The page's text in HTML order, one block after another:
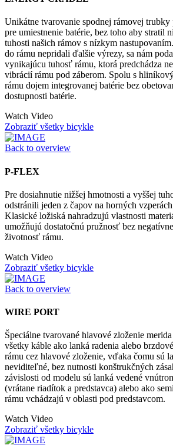
Unikátne tvarovanie spodnej rámovej
pre umiestnenie batérie, bez toho aby stratil
tuhosti našich rámov s nízkym
do rámu nepridali ďalšie výrezy, sa nám
vynikajúcu tuhosť rámu, ktorá predchádza
vibrácií rámu pod záberom. Spolu s
rámu dojem integrovanej batérie bez
dostupnosti batérie.
Watch Video
Zobraziť všetky bicykle
Back to overview
P-FLEX
Pre dosiahnutie nižšej hmotnosti a vyššej
odstránili jeden z čapov na horných
Klasické ložiská nahradzujú vlastnosti
umožňujú dostatočnú pružnosť bez
životnosť rámu.
Watch Video
Zobraziť všetky bicykle
Back to overview
WIRE PORT
Špeciálne tvarované hlavové zloženie
všetky káble ako lanká radenia alebo
rámu cez hlavové zloženie, vďaka čomu sú
neviditeľné, bez nutnosti konštrukčných
závislosti od modelu sú lanká vedené
(vrátane riadítok a predstavca) alebo ako
rámu vchádzajú v oblasti pod predstavcom.
Watch Video
Zobraziť všetky bicykle